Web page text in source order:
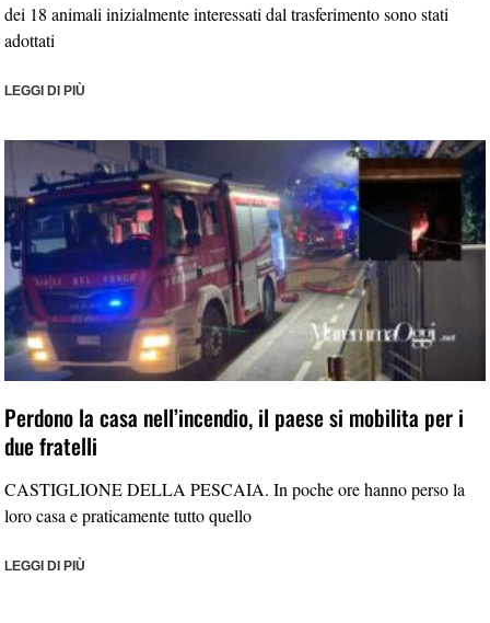
dei 18 animali inizialmente interessati dal trasferimento sono stati
adottati
LEGGI DI PIÙ
Perdono la casa nell’incendio, il paese si mobilita per i
due fratelli
CASTIGLIONE DELLA PESCAIA. In poche ore hanno perso la
loro casa e praticamente tutto quello
LEGGI DI PIÙ